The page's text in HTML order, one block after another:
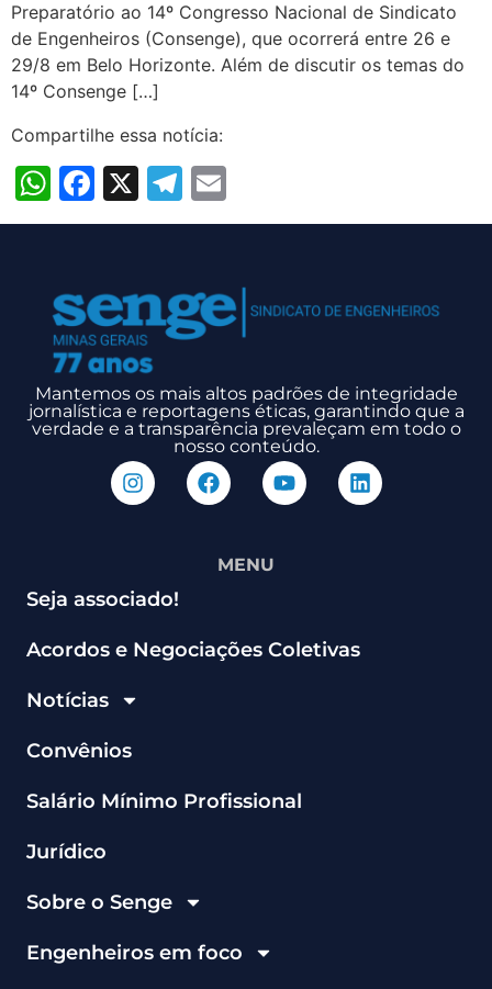
Preparatório ao 14º Congresso Nacional de Sindicato
de Engenheiros (Consenge), que ocorrerá entre 26 e
29/8 em Belo Horizonte. Além de discutir os temas do
14º Consenge […]
Compartilhe essa notícia:
WhatsApp
Facebook
X Telegram
Mantemos os mais altos padrões de integridade
jornalística e reportagens éticas, garantindo que a
verdade e a transparência prevaleçam em todo o
nosso conteúdo.
MENU
Seja associado!
Acordos e Negociações Coletivas
Notícias
Convênios
Salário Mínimo Profissional
Jurídico
Sobre o Senge
Engenheiros em foco